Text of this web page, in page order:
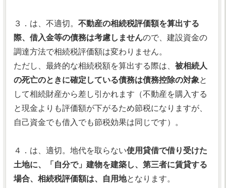
３．は、不適切。 不動産の相続税評価額を算出する
際、借入金等の債務は考慮しませんので、建設資金の
調達方法で相続税評価額は変わりません。
ただし、最終的な相続税額を算出する際は、 被相続人
の死亡のときに確定している債務は債務控除の対象と
して相続財産から差し引かれます（不動産を購入する
と現金よりも評価額が下がるため節税になりますが、
自己資金でも借入でも節税効果は同じです）。
４．は、適切。地代を取らない使用貸借で借り受けた
土地に、「自分で」建物を建築し、第三者に賃貸する
場合、相続税評価額は、自用地となります。